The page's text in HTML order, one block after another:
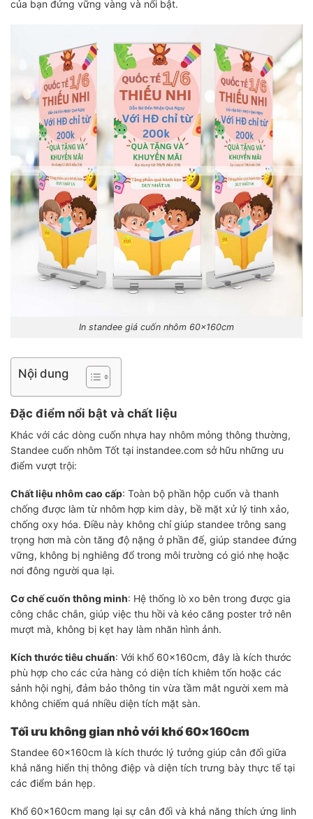
của bạn đứng vững vàng và nổi bật.
In standee giá cuốn nhôm 60x160cm
Nội dung
Đặc điểm nổi bật và chất liệu
Khác với các dòng cuốn nhựa hay nhôm mỏng thông thường,
Standee cuốn nhôm Tốt tại instandee.com sở hữu những ưu
điểm vượt trội:
Chất liệu nhôm cao cấp: Toàn bộ phần hộp cuốn và thanh
chống được làm từ nhôm hợp kim dày, bề mặt xử lý tinh xảo,
chống oxy hóa. Điều này không chỉ giúp standee trông sang
trọng hơn mà còn tăng độ nặng ở phần đế, giúp standee đứng
vững, không bị nghiêng đổ trong môi trường có gió nhẹ hoặc
nơi đông người qua lại.
Cơ chế cuốn thông minh: Hệ thống lò xo bên trong được gia
công chắc chắn, giúp việc thu hồi và kéo căng poster trở nên
mượt mà, không bị kẹt hay làm nhăn hình ảnh.
Kích thước tiêu chuẩn: Với khổ 60x160cm, đây là kích thước
phù hợp cho các cửa hàng có diện tích khiêm tốn hoặc các
sảnh hội nghị, đảm bảo thông tin vừa tầm mắt người xem mà
không chiếm quá nhiều diện tích mặt sàn.
Tối ưu không gian nhỏ với khổ 60×160cm
Standee 60x160cm là kích thước lý tưởng giúp cân đối giữa
khả năng hiển thị thông điệp và diện tích trưng bày thực tế tại
các điểm bán hẹp.
Khổ 60x160cm mang lại sự cân đối và khả năng thích ứng linh